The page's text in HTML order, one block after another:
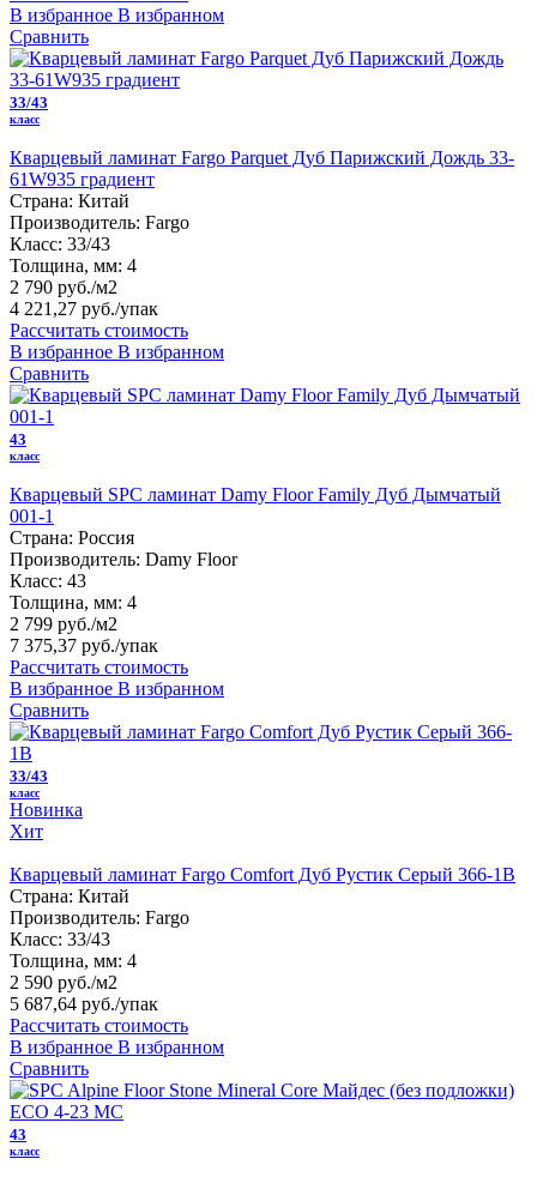
В избранное В избранном
Сравнить
33/43
класс
Кварцевый ламинат Fargo Parquet Дуб Парижский Дождь 33-
61W935 градиент
Страна: Китай
Производитель: Fargo
Класс: 33/43
Толщина, мм: 4
2 790 руб./м2
4 221,27 руб./упак
Рассчитать стоимость
В избранное В избранном
Сравнить
43
класс
Кварцевый SPC ламинат Damy Floor Family Дуб Дымчатый
001-1
Страна: Россия
Производитель: Damy Floor
Класс: 43
Толщина, мм: 4
2 799 руб./м2
7 375,37 руб./упак
Рассчитать стоимость
В избранное В избранном
Сравнить
33/43
класс
Новинка
Хит
Кварцевый ламинат Fargo Comfort Дуб Рустик Серый 366-1B
Страна: Китай
Производитель: Fargo
Класс: 33/43
Толщина, мм: 4
2 590 руб./м2
5 687,64 руб./упак
Рассчитать стоимость
В избранное В избранном
Сравнить
43
класс